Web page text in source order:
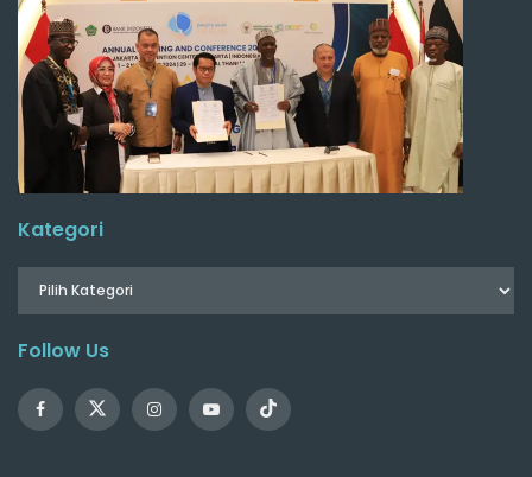
Kategori
Follow Us